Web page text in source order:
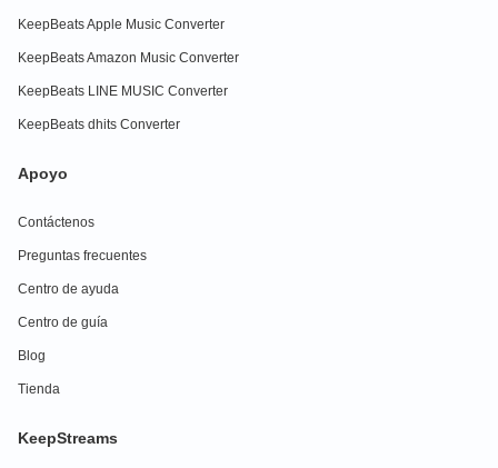
KeepBeats Apple Music Converter
KeepBeats Amazon Music Converter
KeepBeats LINE MUSIC Converter
KeepBeats dhits Converter
Apoyo
Contáctenos
Preguntas frecuentes
Centro de ayuda
Centro de guía
Blog
Tienda
KeepStreams